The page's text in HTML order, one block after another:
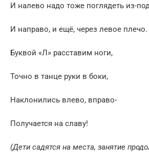
И налево надо тоже поглядеть из-
И направо, и ещё, через левое плечо.
Буквой «Л» расставим ноги,
Точно в танце руки в боки,
Наклонились влево, вправо-
Получается на славу!
(Дети садятся на места, занятие